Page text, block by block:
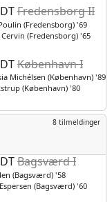
Fredensborg II
(Fredensborg) '69
(Fredensborg) '65
København I
Michélsen (København) '89
(København) '80
8 tilmeldinger
Bagsværd I
(Bagsværd) '58
(Bagsværd) '60